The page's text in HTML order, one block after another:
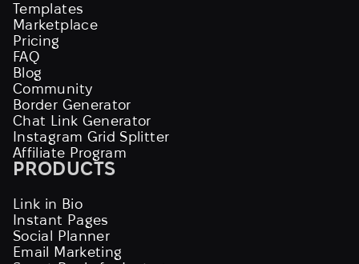
Templates
Marketplace
Pricing
FAQ
Blog
Community
Border Generator
Chat Link Generator
Instagram Grid Splitter
Affiliate Program
PRODUCTS
Link in Bio
Instant Pages
Social Planner
Email Marketing